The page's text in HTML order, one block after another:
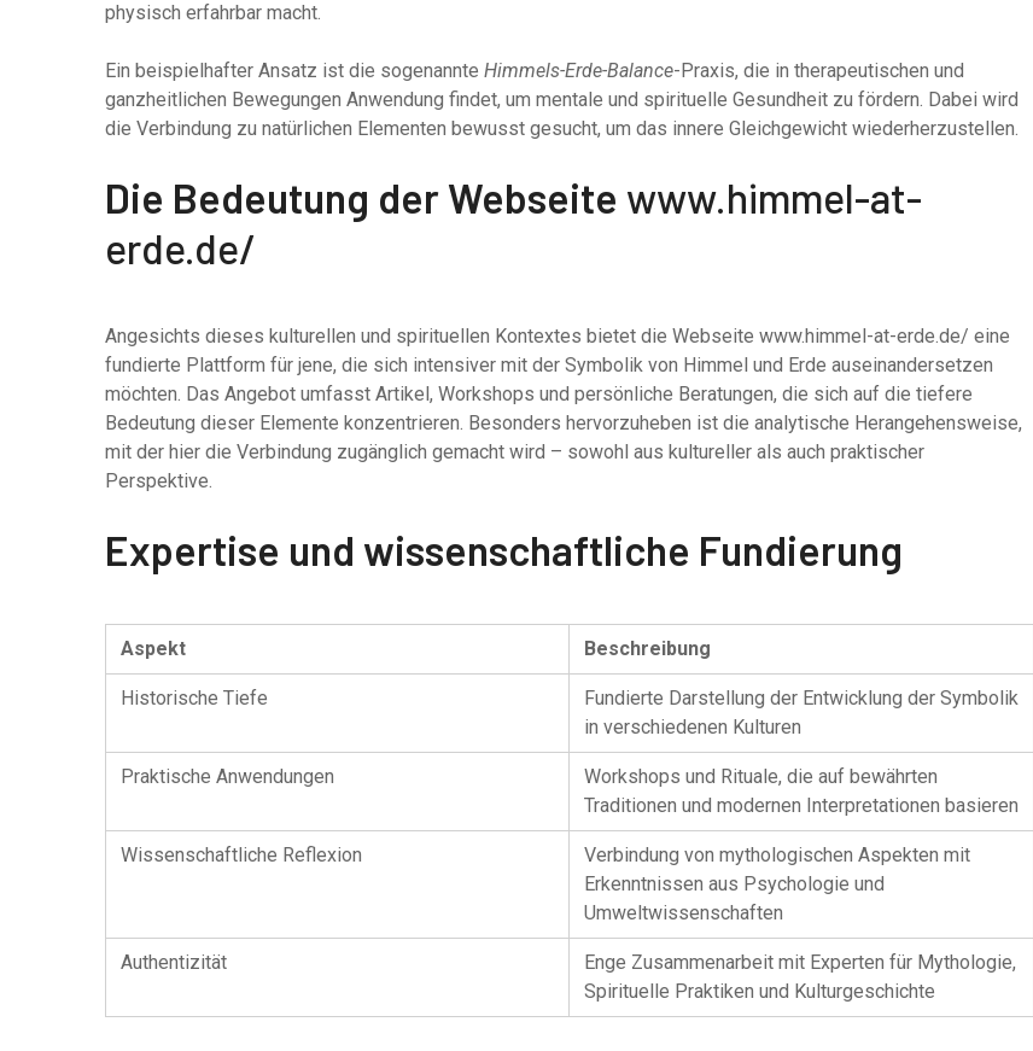
physisch erfahrbar macht.
Ein beispielhafter Ansatz ist die sogenannte Himmels-Erde-Balance-Praxis, die in therapeutischen und
ganzheitlichen Bewegungen Anwendung findet, um mentale und spirituelle Gesundheit zu fördern. Dabei wird
die Verbindung zu natürlichen Elementen bewusst gesucht, um das innere Gleichgewicht wiederherzustellen.
Die Bedeutung der Webseite www.himmel-at-
erde.de/
Angesichts dieses kulturellen und spirituellen Kontextes bietet die Webseite www.himmel-at-erde.de/ eine
fundierte Plattform für jene, die sich intensiver mit der Symbolik von Himmel und Erde auseinandersetzen
möchten. Das Angebot umfasst Artikel, Workshops und persönliche Beratungen, die sich auf die tiefere
Bedeutung dieser Elemente konzentrieren. Besonders hervorzuheben ist die analytische Herangehensweise,
mit der hier die Verbindung zugänglich gemacht wird – sowohl aus kultureller als auch praktischer
Perspektive.
Expertise und wissenschaftliche Fundierung
Aspekt Beschreibung
Historische Tiefe
Fundierte Darstellung der Entwicklung der Symbolik
in verschiedenen Kulturen
Praktische Anwendungen
Workshops und Rituale, die auf bewährten
Traditionen und modernen Interpretationen basieren
Wissenschaftliche Reflexion
Verbindung von mythologischen Aspekten mit
Erkenntnissen aus Psychologie und
Umweltwissenschaften
Authentizität
Enge Zusammenarbeit mit Experten für Mythologie,
Spirituelle Praktiken und Kulturgeschichte